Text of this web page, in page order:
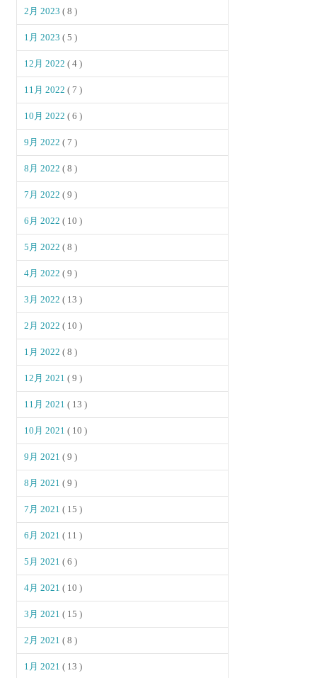
2月 2023( 8 )
1月 2023( 5 )
12月 2022( 4 )
11月 2022( 7 )
10月 2022( 6 )
9月 2022( 7 )
8月 2022( 8 )
7月 2022( 9 )
6月 2022( 10 )
5月 2022( 8 )
4月 2022( 9 )
3月 2022( 13 )
2月 2022( 10 )
1月 2022( 8 )
12月 2021( 9 )
11月 2021( 13 )
10月 2021( 10 )
9月 2021( 9 )
8月 2021( 9 )
7月 2021( 15 )
6月 2021( 11 )
5月 2021( 6 )
4月 2021( 10 )
3月 2021( 15 )
2月 2021( 8 )
1月 2021( 13 )